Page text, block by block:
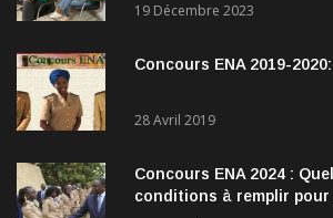
19 Décembre 2023
Concours ENA 2019-
28 Avril 2019
Concours ENA 2024 :
conditions à remplir